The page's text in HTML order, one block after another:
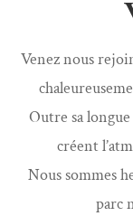
Venez nous
Outre sa
créent
Nous sommes
parc